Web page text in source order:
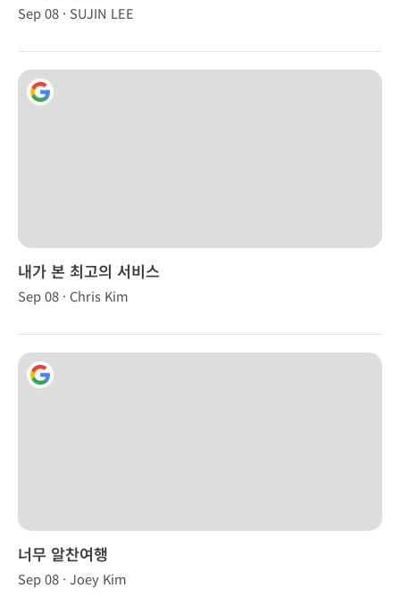
Sep 08 · SUJIN LEE
내가 본 최고의 서비스
Sep 08 · Chris Kim
너무 알찬여행
Sep 08 · Joey Kim